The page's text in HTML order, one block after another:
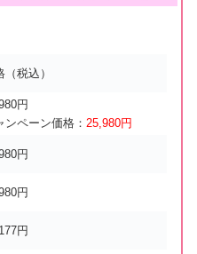
（税込）
円
ンペーン価格： 25,980円
円
円
円